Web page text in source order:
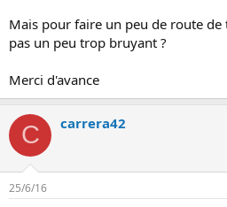
u
s
o
n
Mais pour faire un peu de route de
pas un peu trop bruyant ?
Merci d'avance
C carrera42
25/6/16